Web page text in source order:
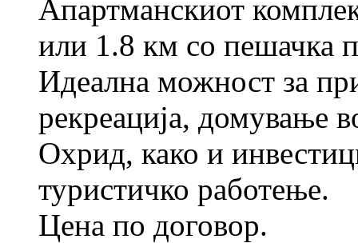
Апартманскиот
или 1.8 км со пешачка
Идеална можност за
рекреација, домување
Охрид, како и
туристичко работење.
Цена по договор.